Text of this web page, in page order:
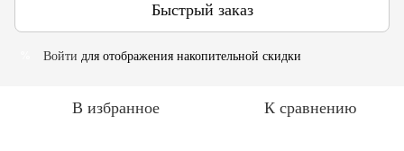
Быстрый заказ
Войти для отображения накопительной скидки
В избранное К сравнению